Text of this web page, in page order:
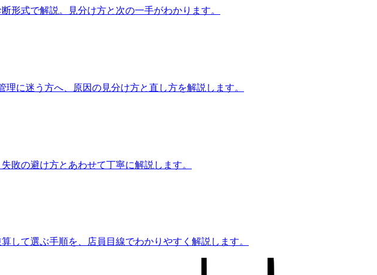
形式で解説。見分け方と次の一手がわかります。
に迷う方へ、原因の見分け方と直し方を解説します。
敗の避け方とあわせて丁寧に解説します。
して選ぶ手順を、店員目線でわかりやすく解説します。